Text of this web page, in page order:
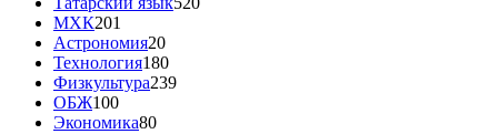
МХК201
Астрономия20
Технология180
Физкультура239
ОБЖ100
Экономика80